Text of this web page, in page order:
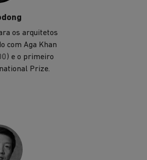
os arquitetos
com Aga Khan
e o primeiro
Prize.